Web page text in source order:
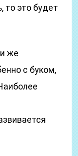
то это будет
же
с буком,